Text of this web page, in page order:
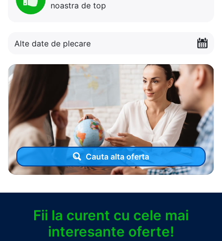
noastra de top
Alte date de plecare
Cauta alta oferta
Fii la curent cu cele mai
interesante oferte!